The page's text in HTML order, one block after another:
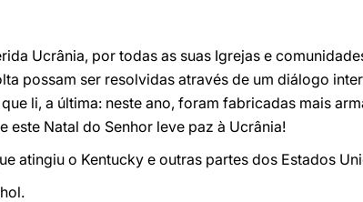
Ucrânia, por todas as suas Igrejas e
possam ser resolvidas através de um diálogo
li, a última: neste ano, foram fabricadas mais
este Natal do Senhor leve paz à Ucrânia!
atingiu o Kentucky e outras partes dos Estados